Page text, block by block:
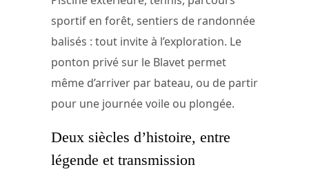
sportif en forêt, sentiers de randonnée
balisés : tout invite à l’exploration. Le
ponton privé sur le Blavet permet
même d’arriver par bateau, ou de partir
pour une journée voile ou plongée.
Deux siècles d’histoire, entre
légende et transmission